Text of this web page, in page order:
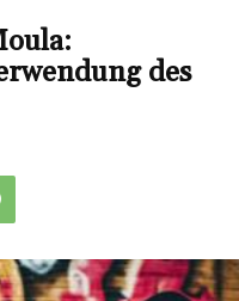
des